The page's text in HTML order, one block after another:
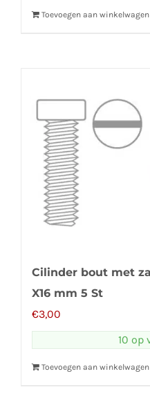
Toevoegen aan winkelwagen
Cilinder bout met
X16 mm 5 St
€3,00
10 op
Toevoegen aan winkelwagen